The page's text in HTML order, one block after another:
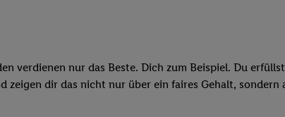
verdienen nur das Beste. Dich zum Beispiel. Du
zeigen dir das nicht nur über ein faires Gehalt,